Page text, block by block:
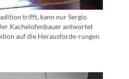
trifft, kann nur Sergio
Kachelofenbauer antwortet
auf die Herausforde-rungen